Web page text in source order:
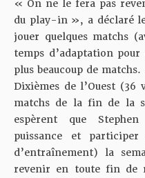
« On ne le fera pas
du play-in », a déclaré
jouer quelques matchs
temps d’adaptation
plus beaucoup de matchs.
Dixièmes de l’Ouest
matchs de la fin de la
espèrent que
puissance et
d’entraînement) la
revenir en toute fin de